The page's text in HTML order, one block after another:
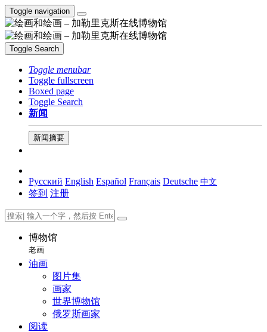
Toggle navigation
Toggle Search
Toggle menubar
Toggle fullscreen
Boxed page
Toggle Search
新闻
新闻摘要
Русский English Español Français Deutsche 中文
签到 注册
博物馆
老画
油画
图片集
画家
世界博物馆
俄罗斯画家
阅读